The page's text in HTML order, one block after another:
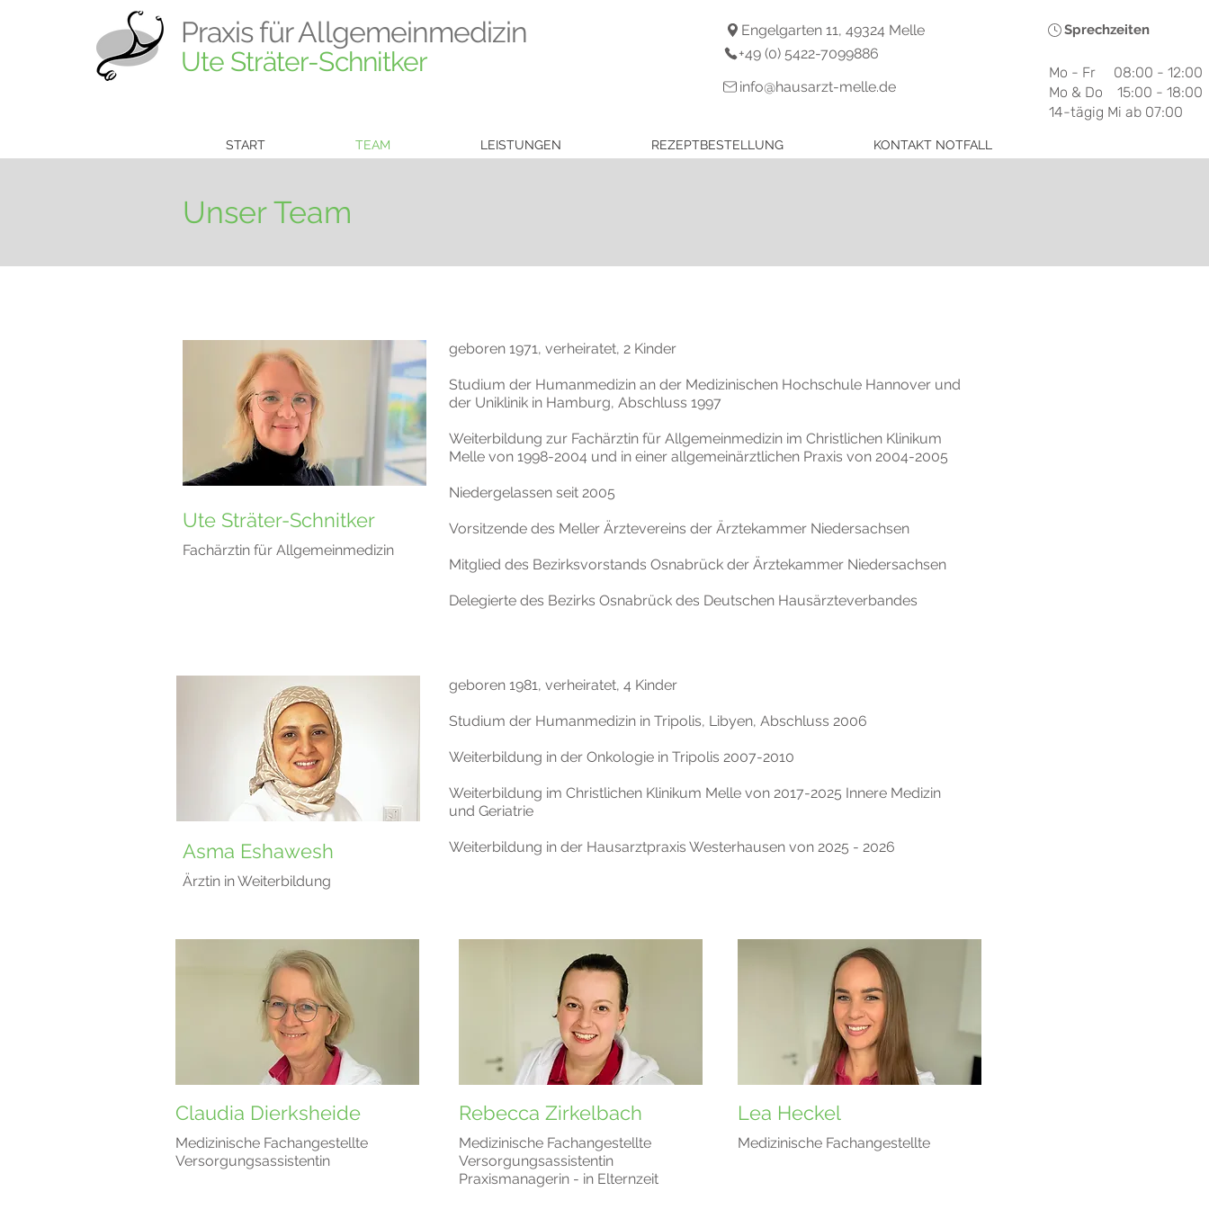
Praxis für Allgemeinmedizin
Ute Sträter-Schnitker
Engelgarten 11, 49324 Melle
+49 (0) 5422-7099886
info@hausarzt-melle.de
Sprechzeiten
Mo - Fr 08:00 - 12:00
Mo & Do 15:00 - 18:00
14-tägig Mi ab 07:00
START TEAM LEISTUNGEN REZEPTBESTELLUNG KONTAKT NOTFALL
Unser Team
Ute Sträter-Schnitker
Fachärztin für Allgemeinmedizin
geboren 1971, verheiratet, 2 Kinder
Studium der Humanmedizin an der Medizinischen Hochschule Hannover und
der Uniklinik in Hamburg, Abschluss 1997
Weiterbildung zur Fachärztin für Allgemeinmedizin im Christlichen Klinikum
Melle von 1998-2004 und in einer allgemeinärztlichen Praxis von 2004-2005
Niedergelassen seit 2005
Vorsitzende des Meller Ärztevereins der Ärztekammer Niedersachsen
Mitglied des Bezirksvorstands Osnabrück der Ärztekammer Niedersachsen
Delegierte des Bezirks Osnabrück des Deutschen Hausärzteverbandes
Asma Eshawesh
Ärztin in Weiterbildung
geboren 1981, verheiratet, 4 Kinder
Studium der Humanmedizin in Tripolis, Libyen, Abschluss 2006
Weiterbildung in der Onkologie in Tripolis 2007-2010
Weiterbildung im Christlichen Klinikum Melle von 2017-2025 Innere Medizin
und Geriatrie
Weiterbildung in der Hausarztpraxis Westerhausen von 2025 - 2026
Claudia Dierksheide
Medizinische Fachangestellte
Versorgungsassistentin
Rebecca Zirkelbach
Medizinische Fachangestellte
Versorgungsassistentin
Praxismanagerin - in Elternzeit
Lea Heckel
Medizinische Fachangestellte